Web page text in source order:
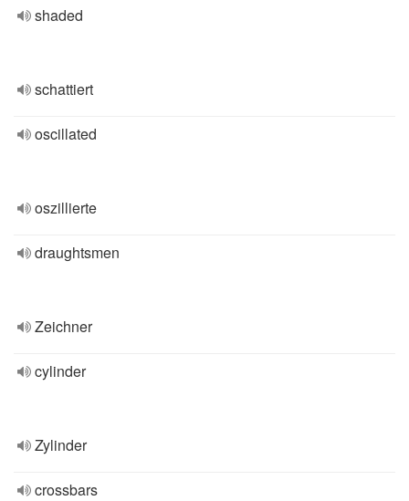
shaded
schattiert
oscillated
oszillierte
draughtsmen
Zeichner
cylinder
Zylinder
crossbars